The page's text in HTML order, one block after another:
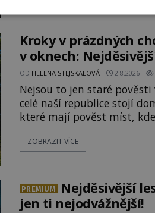
lidí ročně. A ač je velká
Kroky v prázdných
v oknech:
budí hrůzu
OD HELENA STEJSKALOVÁ 2.8.2026
Nejsou to jen staré pověsti
celé naší republice stojí
které mají pověst míst,
ozývají nevysvětlitelné
podivné jevy. Zatímco historici většinou hledají
svědectví po celé
se svědectví ud
ZOBRAZIT VÍCE
PREMIUM
Nejděsivější lesy
jen ti nejodvážnější!